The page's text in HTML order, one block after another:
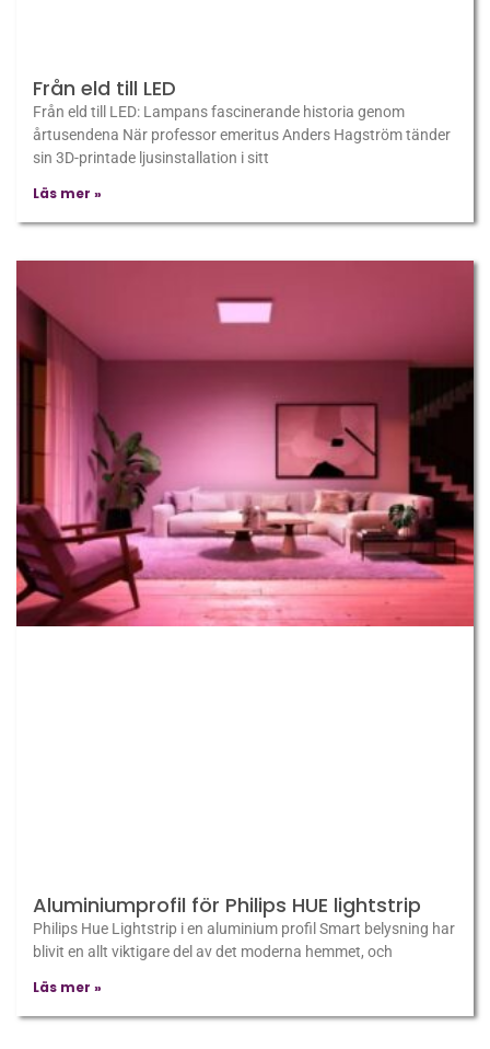
Från eld till LED
Från eld till LED: Lampans fascinerande historia genom
årtusendena När professor emeritus Anders Hagström tänder
sin 3D-printade ljusinstallation i sitt
Läs mer »
Aluminiumprofil för Philips HUE lightstrip
Philips Hue Lightstrip i en aluminium profil Smart belysning har
blivit en allt viktigare del av det moderna hemmet, och
Läs mer »